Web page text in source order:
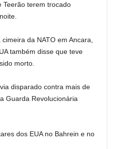
Teerão terem trocado
da NATO em Ancara,
também disse que teve
morto.
disparado contra mais de
Guarda Revolucionária
dos EUA no Bahrein e no